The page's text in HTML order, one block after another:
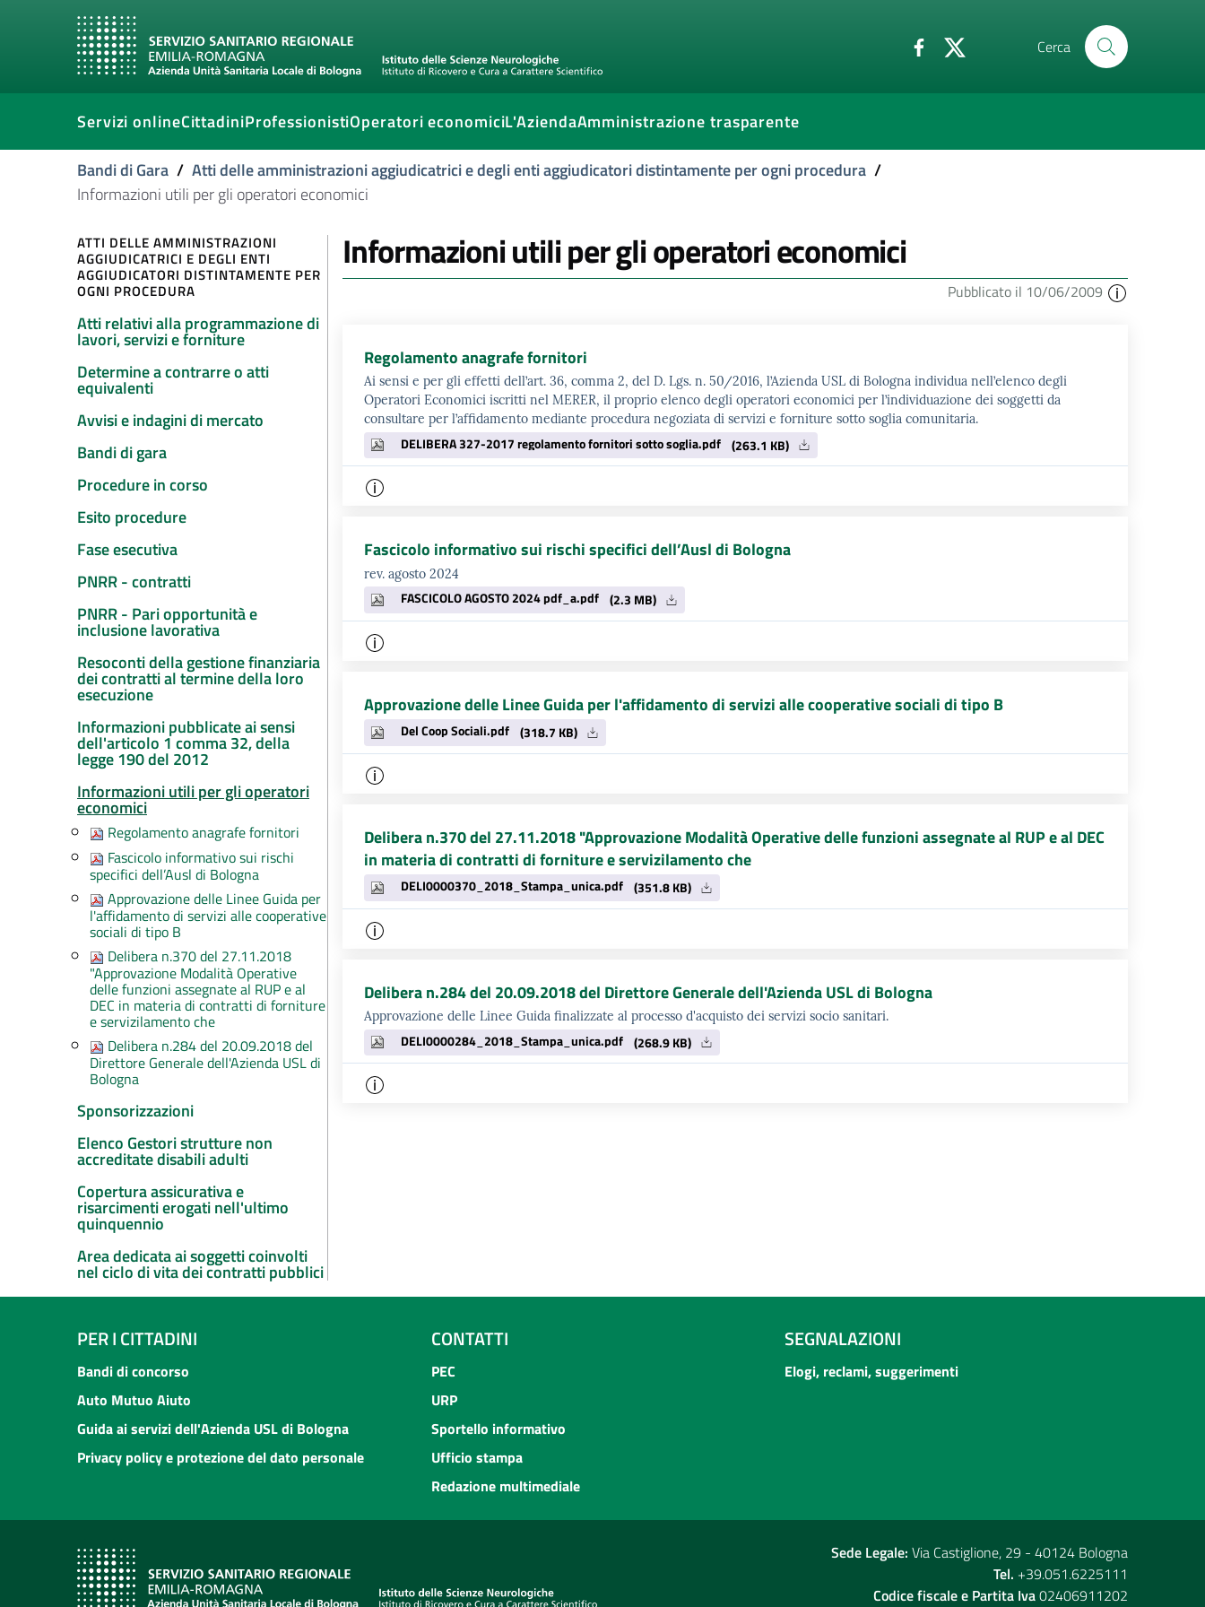
Cerca
Servizi onlineCittadiniProfessionistiOperatori economiciL'AziendaAmministrazione trasparente
Bandi di Gara / Atti delle amministrazioni aggiudicatrici e degli enti aggiudicatori distintamente per ogni procedura /
Informazioni utili per gli operatori economici
ATTI DELLE AMMINISTRAZIONI
AGGIUDICATRICI E DEGLI ENTI
AGGIUDICATORI DISTINTAMENTE PER
OGNI PROCEDURA
Atti relativi alla programmazione di
lavori, servizi e forniture
Determine a contrarre o atti
equivalenti
Avvisi e indagini di mercato
Bandi di gara
Procedure in corso
Esito procedure
Fase esecutiva
PNRR - contratti
PNRR - Pari opportunità e
inclusione lavorativa
Resoconti della gestione finanziaria
dei contratti al termine della loro
esecuzione
Informazioni pubblicate ai sensi
dell'articolo 1 comma 32, della
legge 190 del 2012
Informazioni utili per gli operatori
economici
Regolamento anagrafe fornitori
Fascicolo informativo sui rischi
specifici dell’Ausl di Bologna
Approvazione delle Linee Guida per
l'affidamento di servizi alle cooperative
sociali di tipo B
Delibera n.370 del 27.11.2018
"Approvazione Modalità Operative
delle funzioni assegnate al RUP e al
DEC in materia di contratti di forniture
e servizilamento che
Delibera n.284 del 20.09.2018 del
Direttore Generale dell'Azienda USL di
Bologna
Sponsorizzazioni
Elenco Gestori strutture non
accreditate disabili adulti
Copertura assicurativa e
risarcimenti erogati nell'ultimo
quinquennio
Area dedicata ai soggetti coinvolti
nel ciclo di vita dei contratti pubblici
Informazioni utili per gli operatori economici
Pubblicato il 10/06/2009
Regolamento anagrafe fornitori
Ai sensi e per gli effetti dell’art. 36, comma 2, del D. Lgs. n. 50/2016, l’Azienda USL di Bologna individua nell’elenco degli
Operatori Economici iscritti nel MERER, il proprio elenco degli operatori economici per l’individuazione dei soggetti da
consultare per l’affidamento mediante procedura negoziata di servizi e forniture sotto soglia comunitaria.
DELIBERA 327-2017 regolamento fornitori sotto soglia.pdf (263.1 KB)
Fascicolo informativo sui rischi specifici dell’Ausl di Bologna
rev. agosto 2024
FASCICOLO AGOSTO 2024 pdf_a.pdf (2.3 MB)
Approvazione delle Linee Guida per l'affidamento di servizi alle cooperative sociali di tipo B
Del Coop Sociali.pdf (318.7 KB)
Delibera n.370 del 27.11.2018 "Approvazione Modalità Operative delle funzioni assegnate al RUP e al DEC
in materia di contratti di forniture e servizilamento che
DELI0000370_2018_Stampa_unica.pdf (351.8 KB)
Delibera n.284 del 20.09.2018 del Direttore Generale dell'Azienda USL di Bologna
Approvazione delle Linee Guida finalizzate al processo d'acquisto dei servizi socio sanitari.
DELI0000284_2018_Stampa_unica.pdf (268.9 KB)
PER I CITTADINI
Bandi di concorso
Auto Mutuo Aiuto
Guida ai servizi dell'Azienda USL di Bologna
Privacy policy e protezione del dato personale
CONTATTI
PEC
URP
Sportello informativo
Ufficio stampa
Redazione multimediale
SEGNALAZIONI
Elogi, reclami, suggerimenti
Sede Legale: Via Castiglione, 29 - 40124 Bologna
Tel. +39.051.6225111
Codice fiscale e Partita Iva02406911202